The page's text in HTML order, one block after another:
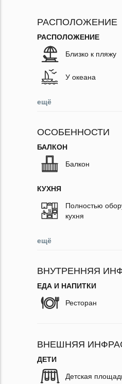
РАСПОЛОЖЕНИЕ
РАСПОЛОЖЕНИЕ
Близко к пляжу
У океана
ещё
ОСОБЕННОСТИ
БАЛКОН
Балкон
КУХНЯ
Полностью
кухня
ещё
ВНУТРЕННЯЯ
ЕДА И НАПИТКИ
Ресторан
ВНЕШНЯЯ
ДЕТИ
Детская